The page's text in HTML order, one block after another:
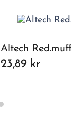
Altech
23,89 kr